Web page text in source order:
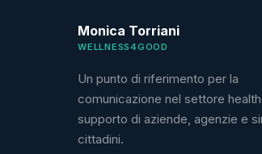
Monica Torriani
WELLNESS4GOOD
Un punto di riferimento per la
comunicazione nel settore
supporto di aziende, agenzie e
cittadini.